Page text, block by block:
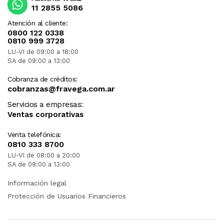
Atención al cliente:
0800 122 0338
0810 999 3728
LU-VI de 09:00 a 18:00
SA de 09:00 a 13:00
Cobranza de créditos:
cobranzas@fravega.com.ar
Servicios a empresas:
Ventas corporativas
Venta telefónica:
0810 333 8700
LU-VI de 08:00 a 20:00
SA de 09:00 a 13:00
11 2855 5086
Información legal
Protección de Usuarios Financieros